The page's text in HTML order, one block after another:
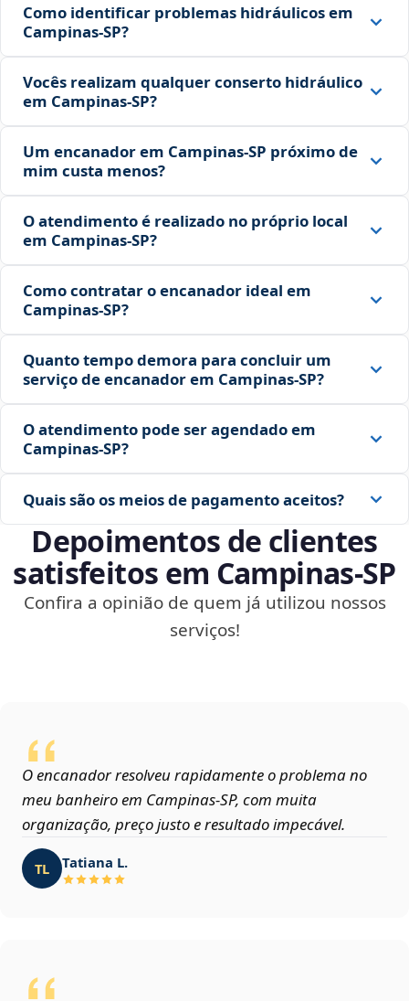
Como identificar problemas hidráulicos em
Campinas‑SP?
Vocês realizam qualquer conserto hidráulico
em Campinas‑SP?
Um encanador em Campinas‑SP próximo de
mim custa menos?
O atendimento é realizado no próprio local
em Campinas‑SP?
Como contratar o encanador ideal em
Campinas‑SP?
Quanto tempo demora para concluir um
serviço de encanador em Campinas‑SP?
O atendimento pode ser agendado em
Campinas‑SP?
Quais são os meios de pagamento aceitos?
Depoimentos de clientes
satisfeitos em Campinas‑SP
Confira a opinião de quem já utilizou nossos
serviços!
O encanador resolveu rapidamente o problema no
meu banheiro em Campinas‑SP, com muita
organização, preço justo e resultado impecável.
TL Tatiana L.